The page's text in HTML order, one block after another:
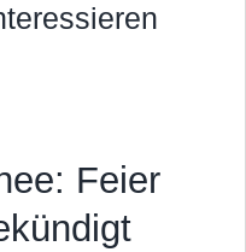
Feier